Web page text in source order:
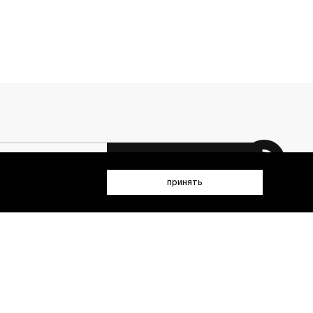
(имя, email, телефон) для получения рекламных и
Политикой конфиденциальности
принять